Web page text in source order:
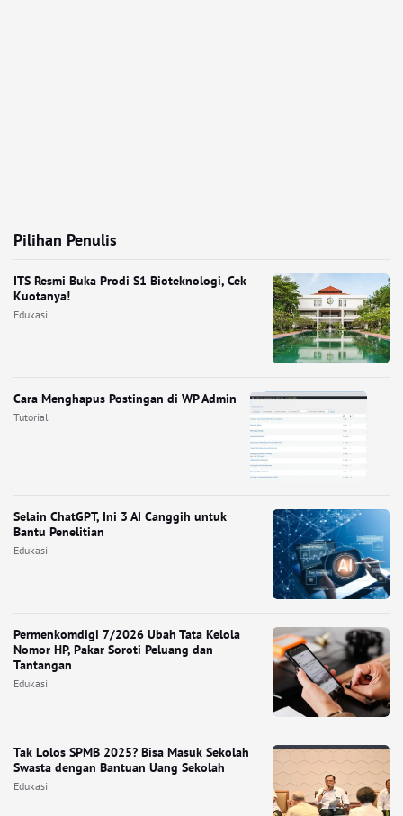
Pilihan Penulis
ITS Resmi Buka Prodi S1 Bioteknologi, Cek
Kuotanya!
Edukasi
Cara Menghapus Postingan di WP Admin
Tutorial
Selain ChatGPT, Ini 3 AI Canggih untuk
Bantu Penelitian
Edukasi
Permenkomdigi 7/2026 Ubah Tata Kelola
Nomor HP, Pakar Soroti Peluang dan
Tantangan
Edukasi
Tak Lolos SPMB 2025? Bisa Masuk Sekolah
Swasta dengan Bantuan Uang Sekolah
Edukasi